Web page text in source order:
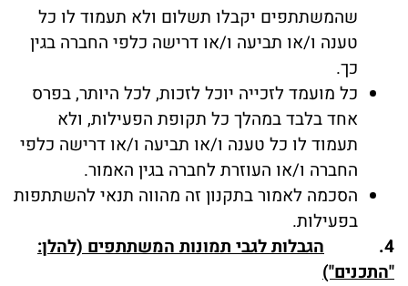
שהמשתתפים יקבלו תשלום ולא תעמוד לו כל
טענה ו/או תביעה ו/או דרישה כלפי החברה בגין
כך.
כל מועמד לזכייה יוכל לזכות, לכל היותר, בפרס
אחד בלבד במהלך כל תקופת הפעילות, ולא
תעמוד לו כל טענה ו/או תביעה ו/או דרישה כלפי
החברה ו/או העוזרת לחברה בגין האמור.
הסכמה לאמור בתקנון זה מהווה תנאי להשתתפות
בפעילות.
4.
הגבלות לגבי תמונות המשתתפים (להלן:
"התכנים")